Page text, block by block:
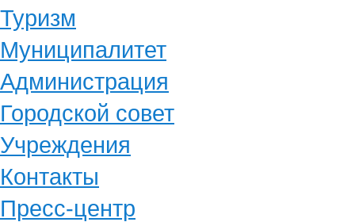
Туризм
Муниципалитет
Администрация
Городской совет
Учреждения
Контакты
Пресс-центр